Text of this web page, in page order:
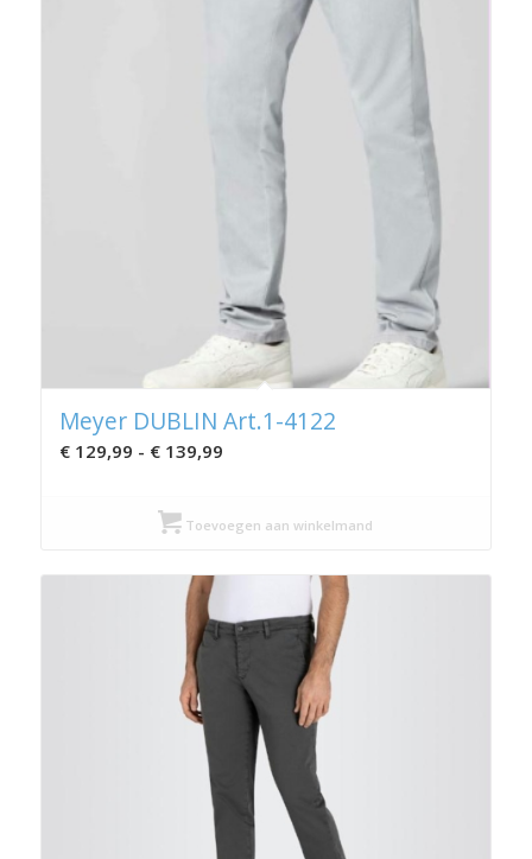
Meyer DUBLIN Art.1-4122
€129,99 - €139,99Prijsklasse:
€ 139,99
Toevoegen aan winkelmand